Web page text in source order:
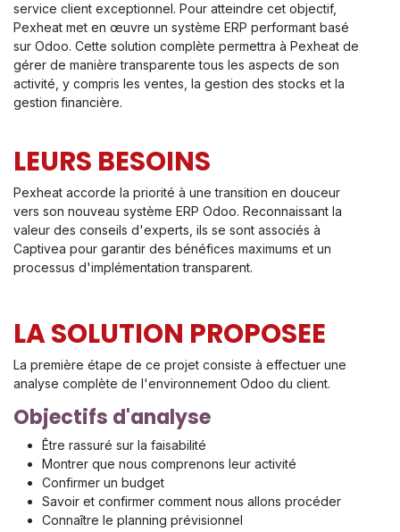
service client exceptionnel. Pour atteindre cet objectif,
Pexheat met en œuvre un système ERP performant basé
sur Odoo. Cette solution complète permettra à Pexheat de
gérer de manière transparente tous les aspects de son
activité, y compris les ventes, la gestion des stocks et la
gestion financière.
LEURS BESOINS
Pexheat accorde la priorité à une transition en douceur
vers son nouveau système ERP Odoo. Reconnaissant la
valeur des conseils d'experts, ils se sont associés à
Captivea pour garantir des bénéfices maximums et un
processus d'implémentation transparent. ​
LA SOLUTION PROPOSEE
La première étape de ce projet consiste à effectuer une
analyse complète de l'environnement Odoo du client.
Objectifs d'analyse
Être rassuré sur la faisabilité
Montrer que nous comprenons leur activité
Confirmer un budget
Savoir et confirmer comment nous allons procéder
Connaître le planning prévisionnel